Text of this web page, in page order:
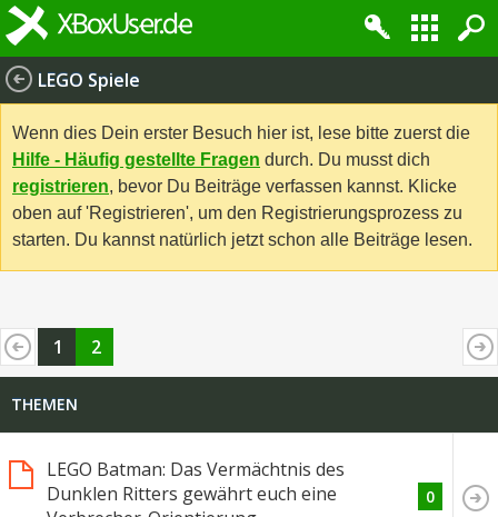
LEGO Spiele
Wenn dies Dein erster Besuch hier ist, lese bitte zuerst die
Hilfe - Häufig gestellte Fragen durch. Du musst dich
registrieren, bevor Du Beiträge verfassen kannst. Klicke
oben auf 'Registrieren', um den Registrierungsprozess zu
starten. Du kannst natürlich jetzt schon alle Beiträge lesen.
1 2
THEMEN
LEGO Batman: Das Vermächtnis des
Dunklen Ritters gewährt euch eine
0